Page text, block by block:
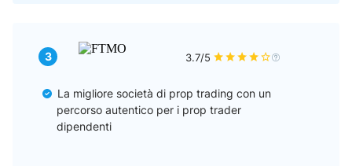
3 3.7/5
La migliore società di prop trading con un
percorso autentico per i prop trader
dipendenti